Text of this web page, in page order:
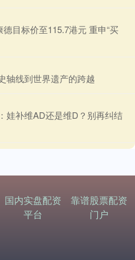
目标价至115.7港元 重申“买
轴线到世界遗产的跨越
娃补维AD还是维D？别再纠结
国内实盘配资
平台
靠谱股票配资
门户